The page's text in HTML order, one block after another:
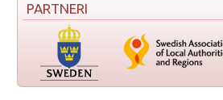
PARTNERI